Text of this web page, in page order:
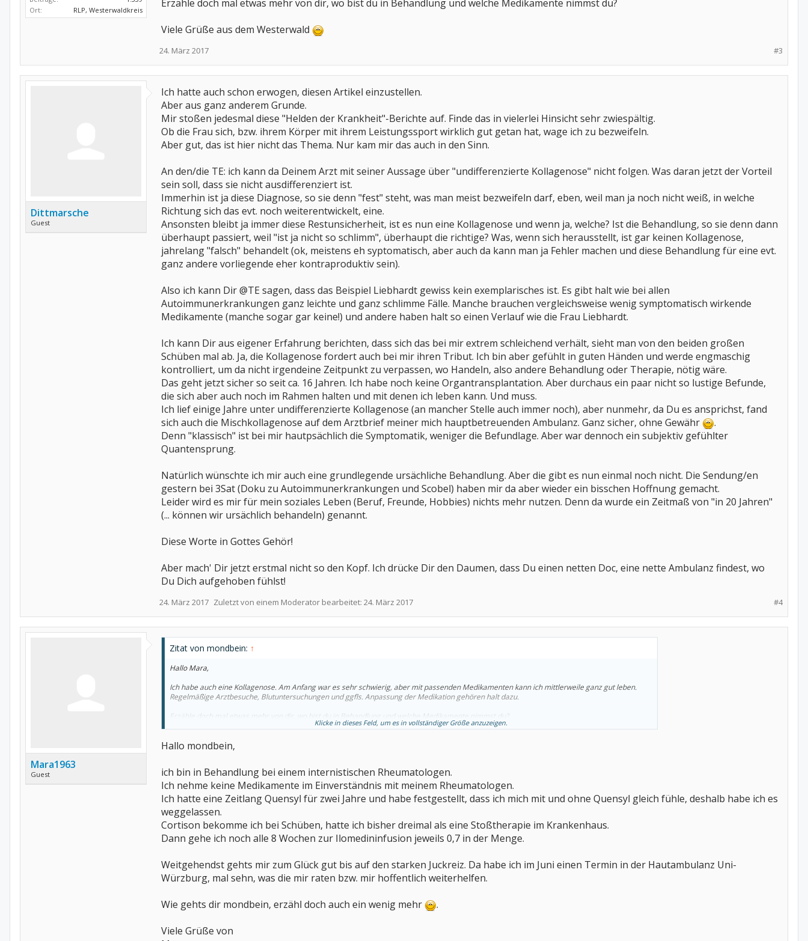
Ort:
RLP, Westerwaldkreis
Erzähle doch mal etwas mehr von dir, wo bist du in Behandlung und welche Medikamente nimmst du?
Viele Grüße aus dem Westerwald
#3
24. März 2017
Dittmarsche
Guest
Ich hatte auch schon erwogen, diesen Artikel einzustellen.
Aber aus ganz anderem Grunde.
Mir stoßen jedesmal diese "Helden der Krankheit"-Berichte auf. Finde das in vielerlei Hinsicht sehr zwiespältig.
Ob die Frau sich, bzw. ihrem Körper mit ihrem Leistungssport wirklich gut getan hat, wage ich zu bezweifeln.
Aber gut, das ist hier nicht das Thema. Nur kam mir das auch in den Sinn.
An den/die TE: ich kann da Deinem Arzt mit seiner Aussage über "undifferenzierte Kollagenose" nicht folgen. Was daran jetzt der Vorteil
sein soll, dass sie nicht ausdifferenziert ist.
Immerhin ist ja diese Diagnose, so sie denn "fest" steht, was man meist bezweifeln darf, eben, weil man ja noch nicht weiß, in welche
Richtung sich das evt. noch weiterentwickelt, eine.
Ansonsten bleibt ja immer diese Restunsicherheit, ist es nun eine Kollagenose und wenn ja, welche? Ist die Behandlung, so sie denn dann
überhaupt passiert, weil "ist ja nicht so schlimm", überhaupt die richtige? Was, wenn sich herausstellt, ist gar keinen Kollagenose,
jahrelang "falsch" behandelt (ok, meistens eh syptomatisch, aber auch da kann man ja Fehler machen und diese Behandlung für eine evt.
ganz andere vorliegende eher kontraproduktiv sein).
Also ich kann Dir @TE sagen, dass das Beispiel Liebhardt gewiss kein exemplarisches ist. Es gibt halt wie bei allen
Autoimmunerkrankungen ganz leichte und ganz schlimme Fälle. Manche brauchen vergleichsweise wenig symptomatisch wirkende
Medikamente (manche sogar gar keine!) und andere haben halt so einen Verlauf wie die Frau Liebhardt.
Ich kann Dir aus eigener Erfahrung berichten, dass sich das bei mir extrem schleichend verhält, sieht man von den beiden großen
Schüben mal ab. Ja, die Kollagenose fordert auch bei mir ihren Tribut. Ich bin aber gefühlt in guten Händen und werde engmaschig
kontrolliert, um da nicht irgendeine Zeitpunkt zu verpassen, wo Handeln, also andere Behandlung oder Therapie, nötig wäre.
Das geht jetzt sicher so seit ca. 16 Jahren. Ich habe noch keine Organtransplantation. Aber durchaus ein paar nicht so lustige Befunde,
die sich aber auch noch im Rahmen halten und mit denen ich leben kann. Und muss.
Ich lief einige Jahre unter undifferenzierte Kollagenose (an mancher Stelle auch immer noch), aber nunmehr, da Du es ansprichst, fand
sich auch die Mischkollagenose auf dem Arztbrief meiner mich hauptbetreuenden Ambulanz. Ganz sicher, ohne Gewähr
.
Denn "klassisch" ist bei mir hautpsächlich die Symptomatik, weniger die Befundlage. Aber war dennoch ein subjektiv gefühlter
Quantensprung.
Natürlich wünschte ich mir auch eine grundlegende ursächliche Behandlung. Aber die gibt es nun einmal noch nicht. Die Sendung/en
gestern bei 3Sat (Doku zu Autoimmunerkrankungen und Scobel) haben mir da aber wieder ein bisschen Hoffnung gemacht.
Leider wird es mir für mein soziales Leben (Beruf, Freunde, Hobbies) nichts mehr nutzen. Denn da wurde ein Zeitmaß von "in 20 Jahren"
(... können wir ursächlich behandeln) genannt.
Diese Worte in Gottes Gehör!
Aber mach' Dir jetzt erstmal nicht so den Kopf. Ich drücke Dir den Daumen, dass Du einen netten Doc, eine nette Ambulanz findest, wo
Du Dich aufgehoben fühlst!
#4
24. März 2017 Zuletzt von einem Moderator bearbeitet: 24. März 2017
Mara1963
Guest
Zitat von mondbein: ↑
Hallo Mara,
Ich habe auch eine Kollagenose. Am Anfang war es sehr schwierig, aber mit passenden Medikamenten kann ich mittlerweile ganz gut leben.
Regelmäßige Arztbesuche, Blutuntersuchungen und ggfls. Anpassung der Medikation gehören halt dazu.
Erzähle doch mal etwas mehr von dir, wo bist du in Behandlung und welche Medikamente nimmst du?
Klicke in dieses Feld, um es in vollständiger Größe anzuzeigen.
Hallo mondbein,
ich bin in Behandlung bei einem internistischen Rheumatologen.
Ich nehme keine Medikamente im Einverständnis mit meinem Rheumatologen.
Ich hatte eine Zeitlang Quensyl für zwei Jahre und habe festgestellt, dass ich mich mit und ohne Quensyl gleich fühle, deshalb habe ich es
weggelassen.
Cortison bekomme ich bei Schüben, hatte ich bisher dreimal als eine Stoßtherapie im Krankenhaus.
Dann gehe ich noch alle 8 Wochen zur Ilomedininfusion jeweils 0,7 in der Menge.
Weitgehendst gehts mir zum Glück gut bis auf den starken Juckreiz. Da habe ich im Juni einen Termin in der Hautambulanz Uni-
Würzburg, mal sehn, was die mir raten bzw. mir hoffentlich weiterhelfen.
Wie gehts dir mondbein, erzähl doch auch ein wenig mehr
.
Viele Grüße von